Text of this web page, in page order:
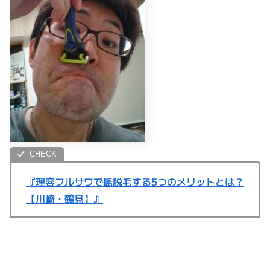
『理容フルサワで髭脱毛する5つのメリットとは？
【川崎・鶴見】』